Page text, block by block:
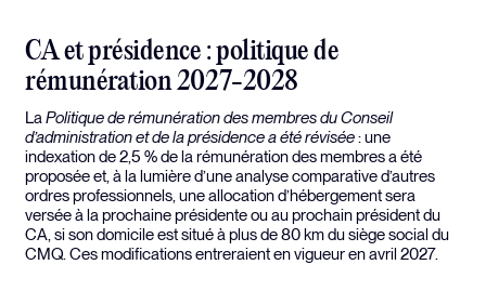
CA et présidence : politique de
rémunération 2027-2028
LaPolitique de rémunération des membres du Conseil
d’administration et de la présidence a été révisée: une
indexation de 2,5 % de la rémunération des membres a été
proposée et, à la lumière d’une analyse comparative d’autres
ordres professionnels, une allocation d’hébergement sera
versée à la prochaine présidente ou au prochain président du
CA, si son domicile est situé à plus de 80 km du siège social du
CMQ. Ces modifications entreraient en vigueur en avril 2027.